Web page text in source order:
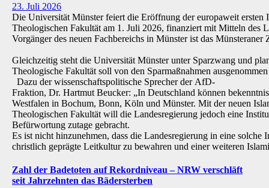
23. Juli 2026
Die Universität Münster feiert die Eröffnung der europaweit ersten
Theologischen Fakultät am 1. Juli 2026, finanziert mit Mitteln des
Vorgänger des neuen Fachbereichs in Münster ist das
Gleichzeitig steht die Universität Münster unter Sparzwang und
Theologische Fakultät soll von den Sparmaßnahmen
Dazu der wissenschaftspolitische Sprecher der AfD-
Fraktion, Dr. Hartmut Beucker: „In Deutschland können
Westfalen in Bochum, Bonn, Köln und Münster. Mit der neuen
Theologischen Fakultät will die Landesregierung jedoch eine
Befürwortung zutage gebracht.
Es ist nicht hinzunehmen, dass die Landesregierung in eine
christlich geprägte Leitkultur zu bewahren und einer weiteren
Zahl der Badetoten auf Rekordniveau – NRW verschläft
seit Jahrzehnten das Bädersterben